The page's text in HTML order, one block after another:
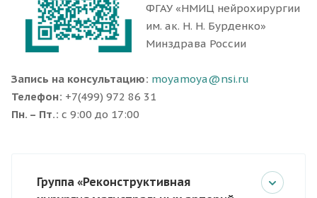
ФГАУ «НМИЦ нейрохирургии
им. ак. Н. Н. Бурденко»
Минздрава России
Запись на консультацию: moyamoya@nsi.ru
Телефон: +7(499) 972 86 31
Пн. – Пт.: с 9:00 до 17:00
Группа «Реконструктивная